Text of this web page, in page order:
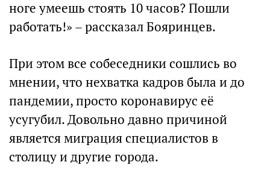
ноге умеешь стоять 10 часов? Пошли
работать!» – рассказал Бояринцев.
При этом все собеседники сошлись во
мнении, что нехватка кадров была и до
пандемии, просто коронавирус её
усугубил. Довольно давно причиной
является миграция специалистов в
столицу и другие города.